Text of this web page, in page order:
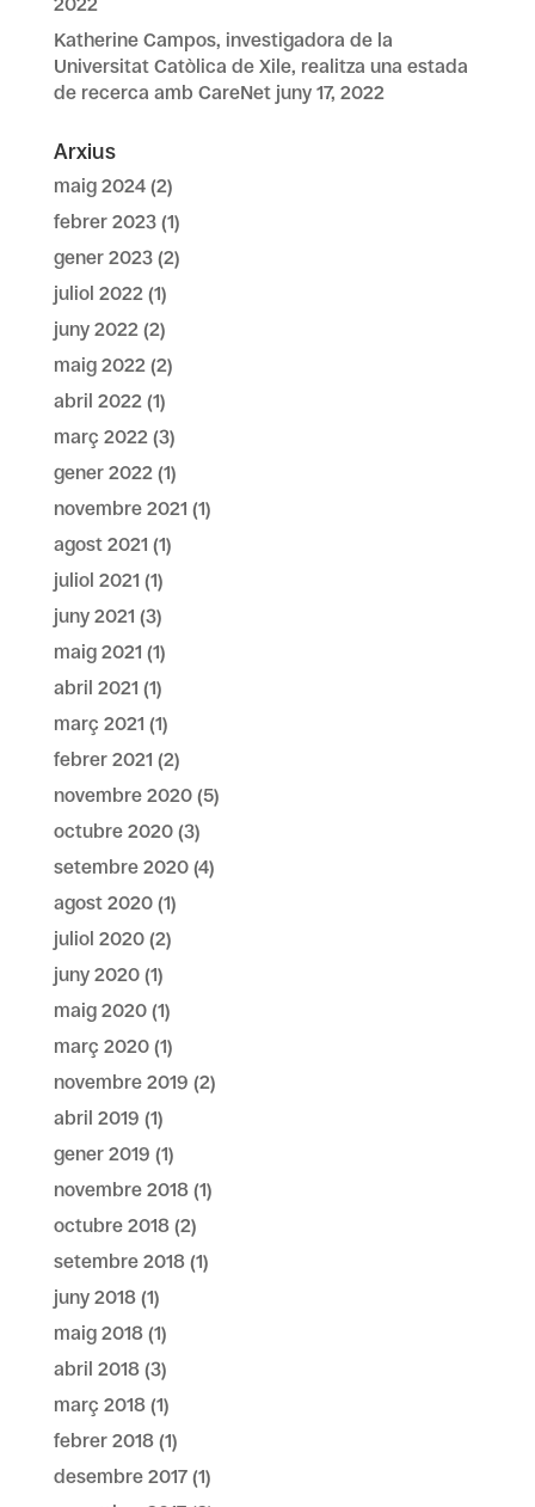
Katherine Campos, investigadora de la
Universitat Catòlica de Xile, realitza una estada
de recerca amb CareNet juny 17, 2022
Arxius
maig 2024(2)
febrer 2023(1)
gener 2023(2)
juliol 2022(1)
juny 2022(2)
maig 2022(2)
abril 2022(1)
març 2022(3)
gener 2022(1)
novembre 2021 (1)
agost 2021 (1)
juliol 2021 (1)
juny 2021 (3)
maig 2021 (1)
abril 2021 (1)
març 2021 (1)
febrer 2021 (2)
novembre 2020(5)
octubre 2020(3)
setembre 2020(4)
agost 2020(1)
juliol 2020(2)
juny 2020(1)
maig 2020(1)
març 2020(1)
novembre 2019 (2)
abril 2019 (1)
gener 2019 (1)
novembre 2018(1)
octubre 2018(2)
setembre 2018(1)
juny 2018(1)
maig 2018(1)
abril 2018(3)
març 2018(1)
febrer 2018(1)
desembre 2017(1)